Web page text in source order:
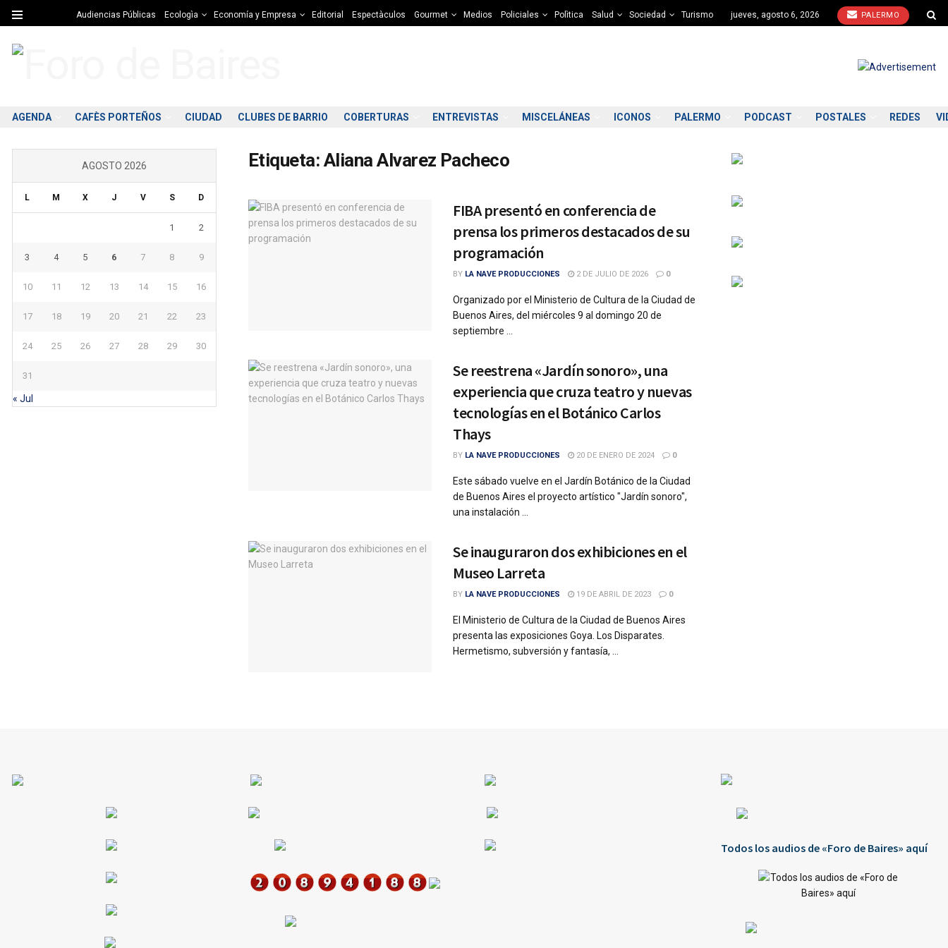
Audiencias Públicas Ecologìa Economía y Empresa Editorial Espectàculos Gourmet Medios Policiales Polìtica Salud Sociedad Turismo jueves, agosto 6, 2026 PALERMO
AGENDA CAFÈS PORTEÑOS CIUDAD CLUBES DE BARRIO COBERTURAS ENTREVISTAS MISCELÁNEAS ICONOS PALERMO PODCAST POSTALES REDES
Etiqueta: Aliana Alvarez Pacheco
FIBA presentó en conferencia de
prensa los primeros destacados de su
programación
BY LA NAVE PRODUCCIONES 2 DE JULIO DE 2026 0
Organizado por el Ministerio de Cultura de la Ciudad de
Buenos Aires, del miércoles 9 al domingo 20 de
septiembre ...
Se reestrena «Jardín sonoro», una
experiencia que cruza teatro y nuevas
tecnologías en el Botánico Carlos
Thays
BY LA NAVE PRODUCCIONES 20 DE ENERO DE 2024 0
Este sábado vuelve en el Jardín Botánico de la Ciudad
de Buenos Aires el proyecto artístico "Jardín sonoro",
una instalación ...
Se inauguraron dos exhibiciones en el
Museo Larreta
BY LA NAVE PRODUCCIONES 19 DE ABRIL DE 2023 0
El Ministerio de Cultura de la Ciudad de Buenos Aires
presenta las exposiciones Goya. Los Disparates.
Hermetismo, subversión y fantasía, ...
AGOSTO 2026
L M X J V S D
1 2
3 4 5 6 7 8 9
10 11 12 13 14 15 16
17 18 19 20 21 22 23
24 25 26 27 28 29 30
31
« Jul
Todos los audios de «Foro de Baires» aquí